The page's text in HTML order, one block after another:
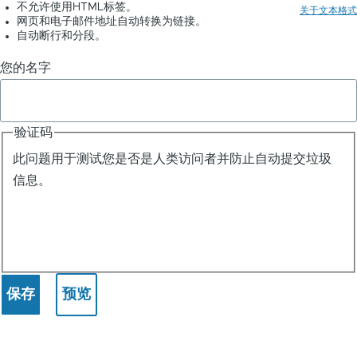
关于文本格式
不允许使用HTML标签。
网页和电子邮件地址自动转换为链接。
自动断行和分段。
您的名字
验证码
此问题用于测试您是否是人类访问者并防止自动提交垃圾
信息。